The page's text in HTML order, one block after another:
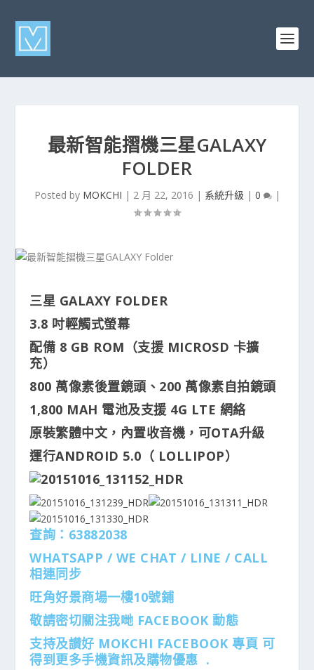
最新智能摺機三星GALAXY
FOLDER
Posted by MOKCHI | 2 月 22, 2016 | 系統升級 | 0 |
三星 GALAXY FOLDER
3.8 吋輕觸式螢幕
配備 8 GB ROM（支援 MICROSD 卡擴
充）
800 萬像素後置鏡頭、200 萬像素自拍鏡頭
1,800 MAH 電池及支援 4G LTE 網絡
原裝繁體中文，內置收音機，可OTA升級
運行ANDROID 5.0（ LOLLIPOP）
查詢：63882038
WHATSAPP / WE CHAT / LINE / CALL
相連同步
旺角好景商場一樓10號鋪
敬請密切關注我哋 FACEBOOK 動態
支持及讃好 MOKCHI FACEBOOK 專頁 可
得到更多手機資訊及購物優惠 .